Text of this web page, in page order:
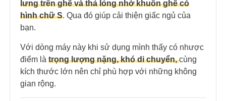
lưng trên ghế và thả lỏng nhờ khuôn ghế có
hình chữ S. Qua đó giúp cải thiện giấc ngủ của
bạn.
Với dòng máy này khi sử dụng mình thấy có nhược
điểm là trọng lượng nặng, khó di chuyển,cùng
kích thước lớn nên chỉ phù hợp với những không
gian rộng.